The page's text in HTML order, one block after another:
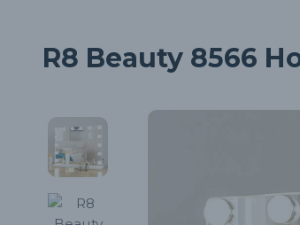
R8 Beauty 8566